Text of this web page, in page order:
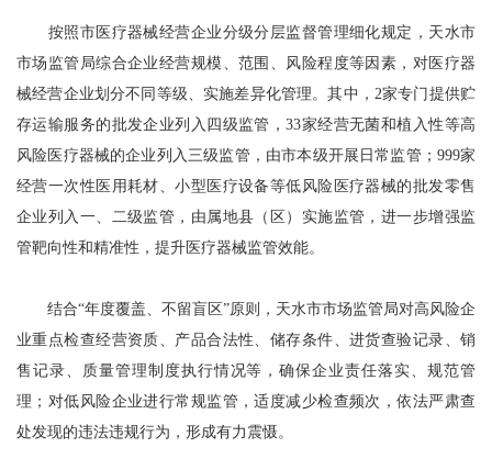
按照市医疗器械经营企业分级分层监督管理细化规定，天水市
市场监管局综合企业经营规模、范围、风险程度等因素，对医疗器
械经营企业划分不同等级、实施差异化管理。其中，2家专门提供贮
存运输服务的批发企业列入四级监管，33家经营无菌和植入性等高
风险医疗器械的企业列入三级监管，由市本级开展日常监管；999家
经营一次性医用耗材、小型医疗设备等低风险医疗器械的批发零售
企业列入一、二级监管，由属地县（区）实施监管，进一步增强监
管靶向性和精准性，提升医疗器械监管效能。
结合“年度覆盖、不留盲区”原则，天水市市场监管局对高风险企
业重点检查经营资质、产品合法性、储存条件、进货查验记录、销
售记录、质量管理制度执行情况等，确保企业责任落实、规范管
理；对低风险企业进行常规监管，适度减少检查频次，依法严肃查
处发现的违法违规行为，形成有力震慑。